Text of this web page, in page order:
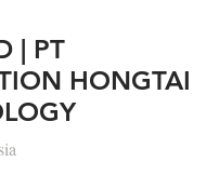
| PT
HONGTAI